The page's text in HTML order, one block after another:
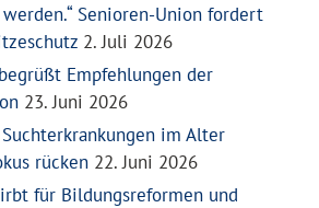
Senioren-Union fordert
2. Juli 2026
Empfehlungen der
23. Juni 2026
im Alter
rücken 22. Juni 2026
für Bildungsreformen und